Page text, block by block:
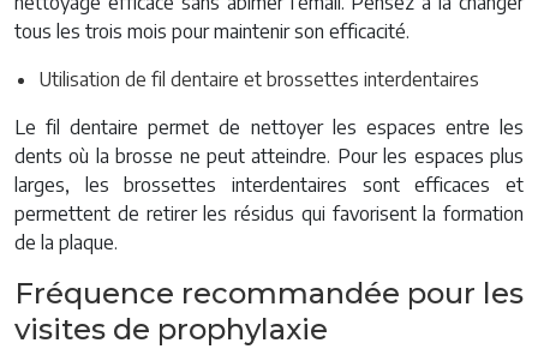
tous les trois mois pour maintenir son efficacité.
Utilisation de fil dentaire et brossettes interdentaires
Le fil dentaire permet de nettoyer les espaces entre les
dents où la brosse ne peut atteindre. Pour les espaces plus
larges, les brossettes interdentaires sont efficaces et
permettent de retirer les résidus qui favorisent la formation
de la plaque.
Fréquence recommandée pour les
visites de prophylaxie